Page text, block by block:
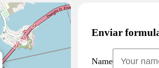
Enviar
Name